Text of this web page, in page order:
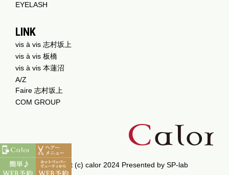
EYELASH
LINK
vis à vis 志村坂上
vis à vis 板橋
vis à vis 本蓮沼
A/Z
Faire 志村坂上
COM GROUP
Copyright (c) calor 2024 Presented by SP-lab